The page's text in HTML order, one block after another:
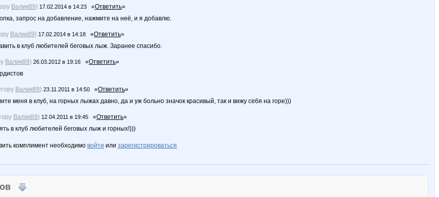
Валик89) 17.02.2014 в 14:23 «Ответить»
запрос на добавление, нажмите на неё, и я добавлю.
Валик89) 17.02.2014 в 14:18 «Ответить»
в клуб любителей беговых лыж. Заранее спасибо.
Валик89) 26.03.2012 в 19:16 «Ответить»
Валик89) 23.11.2011 в 14:50 «Ответить»
меня в клуб, на горных лыжах давно, да и уж больно значок красивый, так и вижу себя на горе)))
Валик89) 12.04.2011 в 19:45 «Ответить»
в клуб любителей беговых лыж и горных!)))
комплимент необходимо войти или зарегистрироваться